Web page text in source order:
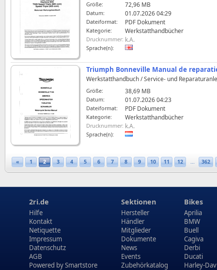
Größe: 72,96 MB
Datum: 01.07.2026 04:29
Dateiformat: PDF Dokument
Kategorie: Werkstatthandbücher
Drucknummer: k.A.
Sprache(n):
Triumph Bonneville Manual de
Werkstatthandbuch / Service- und
Größe: 38,69 MB
Datum: 01.07.2026 04:23
Dateiformat: PDF Dokument
Kategorie: Werkstatthandbücher
Drucknummer: k.A.
Sprache(n):
« 1 2 3 4 5 6 7 8 9 10 11 12 ... 362
2ri.de
Hilfe
Kontakt
Netiquette
Impressum
Datenschutz
AGB
Powered bySmartstore
Sektionen
Hersteller
Händler
Mitglieder
Dokumente
News
Events
Zubehörkatalog
Bikes
Aprilia
BMW
Buell
Cagiva
Derbi
Ducati
Harley-